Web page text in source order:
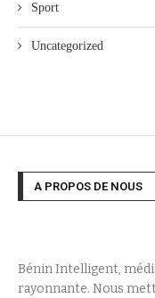
Sport
Uncategorized
A PROPOS DE NOUS
Bénin Intelligent,
rayonnante. Nous